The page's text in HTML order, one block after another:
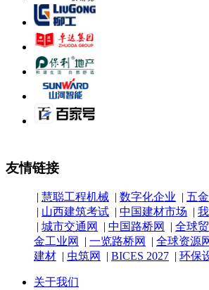
友情链接
| 慧聪工程机械 | 数字化企业 | 五
| 山西建筑考试 | 中国建材市场 |
| 城市交通网 | 中国路桥网 | 全球
金工业网
| 一览路桥网 | 全球资源
建材 | 虫筑网 | BICES 2027 | 环保
关于我们